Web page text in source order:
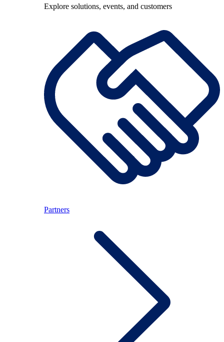
Explore solutions, events, and customers
Partners